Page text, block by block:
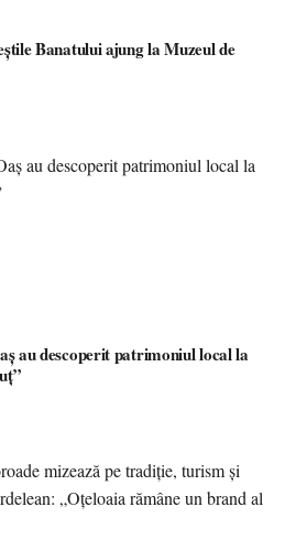
Banatului ajung la Muzeul de
au descoperit patrimoniul local la